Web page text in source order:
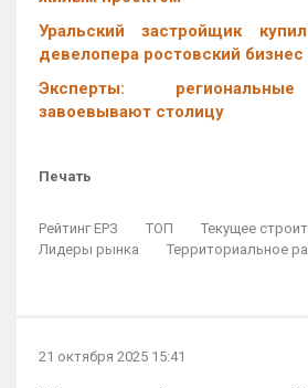
Уральский застройщик
девелопера ростовский
Эксперты:
завоевывают столицу
Печать
Рейтинг ЕРЗ ТОП
Текущее
Лидеры рынка
Территориальное
21 октября 2025 15:41